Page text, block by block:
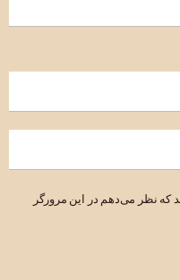
که نظر می‌دهم در این مرورگر